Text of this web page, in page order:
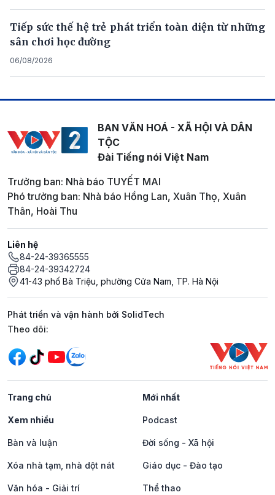
Tiếp sức thế hệ trẻ phát triển toàn diện từ những
sân chơi học đường
06/08/2026
BAN VĂN HOÁ - XÃ HỘI VÀ DÂN
TỘC
Đài Tiếng nói Việt Nam
Trưởng ban: Nhà báo TUYẾT MAI
Phó trưởng ban: Nhà báo Hồng Lan, Xuân Thọ, Xuân
Thân, Hoài Thu
Liên hệ
84-24-39365555
84-24-39342724
41-43 phố Bà Triệu, phường Cửa Nam, TP. Hà Nội
Phát triển và vận hành bởi SolidTech
Mạng xã hội
Theo dõi:
Trang chủ Mới nhất
Xem nhiều Podcast
Bàn và luận Đời sống - Xã hội
Xóa nhà tạm, nhà dột nát Giáo dục - Đào tạo
Văn hóa - Giải trí Thể thao